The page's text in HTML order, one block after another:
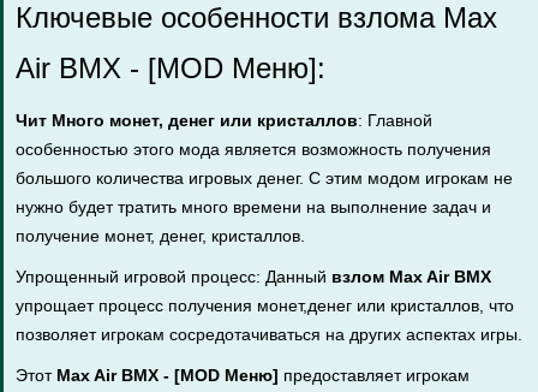
Ключевые особенности взлома Max
Air BMX - [MOD Меню]:
Чит Много монет, денег или кристаллов: Главной
особенностью этого мода является возможность получения
большого количества игровых денег. С этим модом игрокам не
нужно будет тратить много времени на выполнение задач и
получение монет, денег, кристаллов.
Упрощенный игровой процесс: Данный взлом Max Air BMX
упрощает процесс получения монет,денег или кристаллов, что
позволяет игрокам сосредотачиваться на других аспектах игры.
Этот Max Air BMX - [MOD Меню] предоставляет игрокам